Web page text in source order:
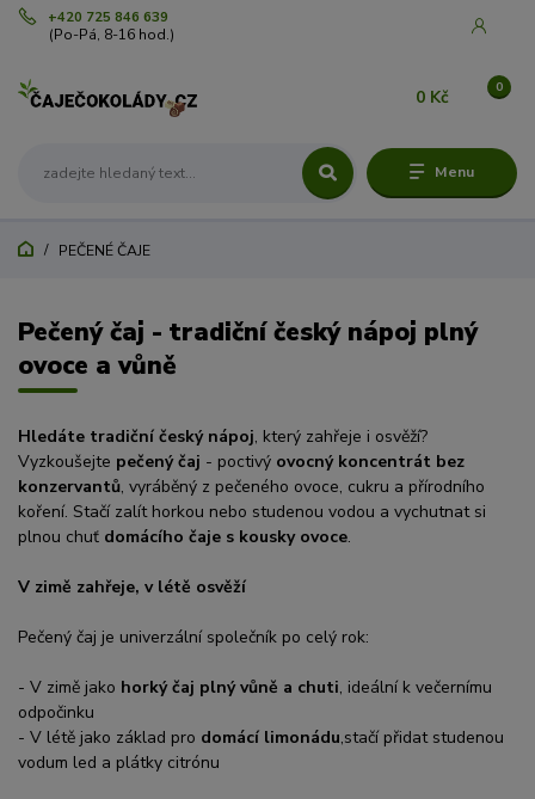
Menu
+420 725 846 639
(Po-Pá, 8-16 hod.)
0
0 Kč
PEČENÉ ČAJE
Pečený čaj - tradiční český nápoj plný
ovoce a vůně
Hledáte tradiční český nápoj, který zahřeje i osvěží?
Vyzkoušejte pečený čaj - poctivý ovocný koncentrát bez
konzervantů, vyráběný z pečeného ovoce, cukru a přírodního
koření. Stačí zalít horkou nebo studenou vodou a vychutnat si
plnou chuť domácího čaje s kousky ovoce.
V zimě zahřeje, v létě osvěží
Pečený čaj je univerzální společník po celý rok:
- V zimě jako horký čaj plný vůně a chuti, ideální k večernímu
odpočinku
- V létě jako základ pro domácí limonádu,stačí přidat studenou
vodum led a plátky citrónu